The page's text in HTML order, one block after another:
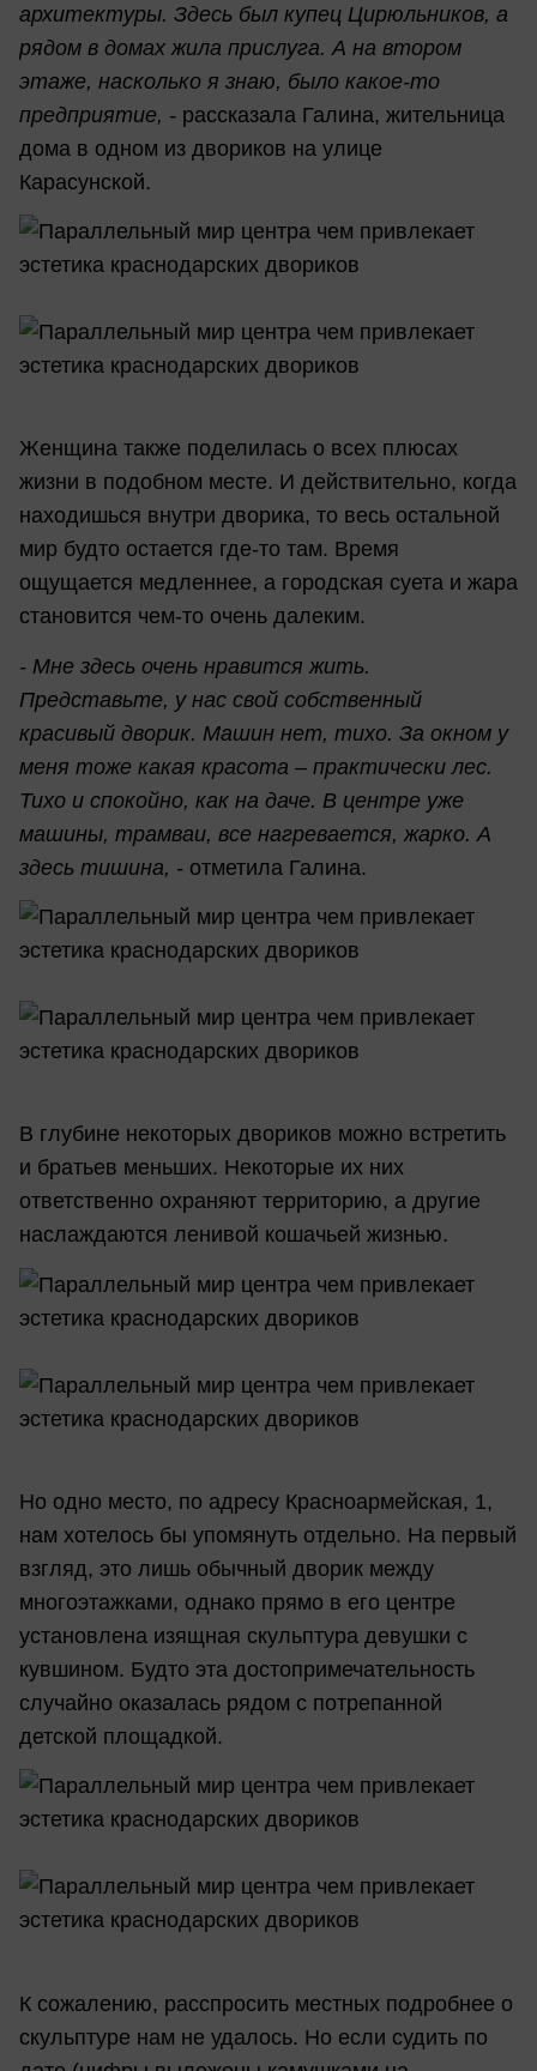
архитектуры. Здесь был купец Цирюльников, а
рядом в домах жила прислуга. А на втором
этаже, насколько я знаю, было какое-то
предприятие, - рассказала Галина, жительница
дома в одном из двориков на улице
Карасунской.
Женщина также поделилась о всех плюсах
жизни в подобном месте. И действительно, когда
находишься внутри дворика, то весь остальной
мир будто остается где-то там. Время
ощущается медленнее, а городская суета и жара
становится чем-то очень далеким.
- Мне здесь очень нравится жить.
Представьте, у нас свой собственный
красивый дворик. Машин нет, тихо. За окном у
меня тоже какая красота – практически лес.
Тихо и спокойно, как на даче. В центре уже
машины, трамваи, все нагревается, жарко. А
здесь тишина, - отметила Галина.
В глубине некоторых двориков можно встретить
и братьев меньших. Некоторые их них
ответственно охраняют территорию, а другие
наслаждаются ленивой кошачьей жизнью.
Но одно место, по адресу Красноармейская, 1,
нам хотелось бы упомянуть отдельно. На первый
взгляд, это лишь обычный дворик между
многоэтажками, однако прямо в его центре
установлена изящная скульптура девушки с
кувшином. Будто эта достопримечательность
случайно оказалась рядом с потрепанной
детской площадкой.
К сожалению, расспросить местных подробнее о
скульптуре нам не удалось. Но если судить по